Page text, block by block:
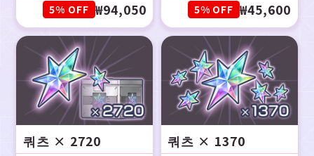
₩94,050
5% OFF
₩45,600
5% OFF
쿼츠 × 2720
쿼츠 × 1370